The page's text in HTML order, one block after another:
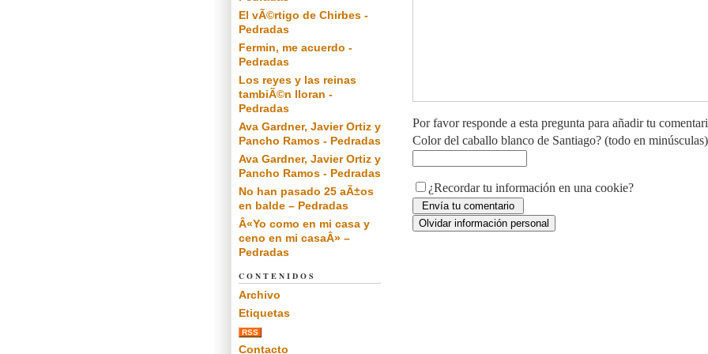
Por favor responde a esta pregunta para añadir tu
Color del caballo blanco de Santiago? (todo en minúsculas)
¿Recordar tu información en una cookie?
El vÃ©rtigo de Chirbes -
Pedradas
Fermin, me acuerdo -
Pedradas
Los reyes y las reinas
tambiÃ©n lloran -
Pedradas
Ava Gardner, Javier Ortiz y
Pancho Ramos - Pedradas
Ava Gardner, Javier Ortiz y
Pancho Ramos - Pedradas
No han pasado 25 aÃ±os
en balde – Pedradas
Â«Yo como en mi casa y
ceno en mi casaÂ» –
Pedradas
CONTENIDOS
Archivo
Etiquetas
RSS
Contacto